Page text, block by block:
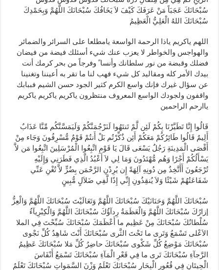
سُبْحَانَكَ عَجَبَاً مَنْ عَرَفَكَ كَيْفَ لاَ يَخَافُكَ سُبْحَانَكَ اللَّهُمَّ وَبِحَمْدِكَ
سُبْحَانَكَ اللهُ الْعَلِيُّ الْعَظِيمُ
اللهم ياكريم ياذا الرحمة الواسعة يامطلعا على السرائر والضمائر
والهواجس والخواطر لا يعزب عنك شيء أسئلك فيضة من فيضان
فضلك وقبضة من نور سلطانك وأنسا ً وفرجاً من بحر كرمك أنت
بيدك الأمر كله ومقاليد كل شيء فهب لنا ما تقر به أعيننا وتغنينا
عن سؤال غيرك فإنك واسع الكرم كثير الجود حسن الشيم فببابك
واقفون ولجودك الواسع المعروف منتظرون ياكريم ياكريم ياكريم
ياارحم الراحمين
قَالُوا إِنَّا تَطَيَّرْنَا بِكُمْ لَئِن لَّمْ تَنتَهُوا لَنَرْجُمَنَّكُمْ وَلَيَمَسَّنَّكُم مِّنَّا عَذَابٌ
أَلِيمٌ قَالُوا طَائِرُكُمْ مَعَكُمْ أَئِن ذُكِّرْتُم بَلْ أَنتُمْ قَوْمٌ مُّسْرِفُونَ وَجَاء مِنْ
أَقْصَى الْمَدِينَةِ رَجُلٌ يَسْعَى قَالَ يَا قَوْمِ اتَّبِعُوا الْمُرْسَلِينَ اتَّبِعُوا مَن لاَّ
يَسْأَلُكُمْ أَجْرًا وَهُم مُّهْتَدُونَ وَمَا لِي لاَ أَعْبُدُ الَّذِي فَطَرَنِي وَإِلَيْهِ
تُرْجَعُونَ أَأَتَّخِذُ مِن دُونِهِ آلِهَةً إِن يُرِدْنِ الرَّحْمَن بِضُرٍّ لاَّ تُغْنِ عَنِّي
شَفَاعَتُهُمْ شَيْئًا وَلاَ يُنقِذُونِ إِنِّي إِذًا لَّفِي ضَلاَلٍ مُّبِينٍ
سُبْحَانَكَ اللَّهُمَّ وَحَنَانَيْكَ سُبْحَانَكَ اللَّهُمَّ وَتَعَالَيْتَ سُبْحَانَكَ اللَّهُمَّ وَالْعِزُّ
إزارُكَ سُبْحَانَكَ اللَّهُمَّ وَالْعَظَمَةُ رِدآؤُكَ سُبْحَانَكَ اللَّهُمَّ وَالْكِبْرِيآءُ
سُلْطانُكَ سُبْحَانَكَ مِنْ عَظِيم ما أَعْظَمَكَ سُبْحَانَكَ سُبِّحْتَ فِي الملا
الاَعْلى تَسْمَعُ وَتَرى ما تَحْتَ الثَّرى سُبْحَانَكَ أَنْتَ شَاهِدُ كُلِّ نَجْوى
سُبْحَانَكَ مَوْضِعُ كُلِّ شَكْوى سُبْحَانَكَ حاضِرُ كُلِّ مَلا سُبْحَانَكَ عَظِيمُ
الرَّجآءِ سُبْحَانَكَ تَرى ما فِي قَعْرِ الْمَآءِ سُبْحَانَكَ تَسْمَعُ أَنْفَاسَ
الْحِيتَانِ فِي قُعُورِ الْبِحَارِ سُبْحَانَكَ تَعْلَمُ وَزْنَ السَّمَواتِ سُبْحَانَكَ تَعْلَمُ